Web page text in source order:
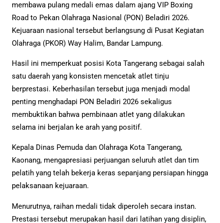
membawa pulang medali emas dalam ajang VIP Boxing
Road to Pekan Olahraga Nasional (PON) Beladiri 2026.
Kejuaraan nasional tersebut berlangsung di Pusat Kegiatan
Olahraga (PKOR) Way Halim, Bandar Lampung.
Hasil ini memperkuat posisi Kota Tangerang sebagai salah
satu daerah yang konsisten mencetak atlet tinju
berprestasi. Keberhasilan tersebut juga menjadi modal
penting menghadapi PON Beladiri 2026 sekaligus
membuktikan bahwa pembinaan atlet yang dilakukan
selama ini berjalan ke arah yang positif.
Kepala Dinas Pemuda dan Olahraga Kota Tangerang,
Kaonang, mengapresiasi perjuangan seluruh atlet dan tim
pelatih yang telah bekerja keras sepanjang persiapan hingga
pelaksanaan kejuaraan.
Menurutnya, raihan medali tidak diperoleh secara instan.
Prestasi tersebut merupakan hasil dari latihan yang disiplin,